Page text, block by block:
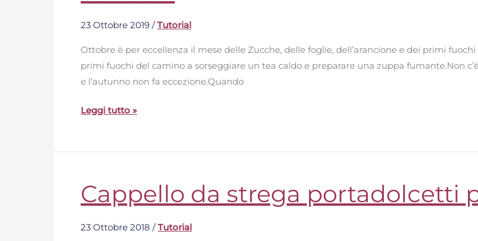
23 Ottobre 2019 /Tutorial
Ottobre è per eccellenza il mese delle Zucche, delle foglie, dell’arancione e dei primi
primi fuochi del camino a sorseggiare un tea caldo e preparare una zuppa fumante.Non
e l’autunno non fa eccezione.Quando
zucche
e
candele
Leggi tutto »
Cappello da strega portadolcetti
23 Ottobre 2018 /Tutorial
Cappello
da
portadolcetti